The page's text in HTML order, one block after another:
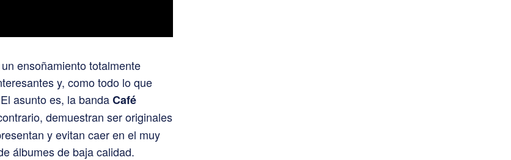
ensoñamiento totalmente
y, como todo lo que
asunto es, la bandaCafé
demuestran ser originales
y evitan caer en el muy
álbumes de baja calidad.